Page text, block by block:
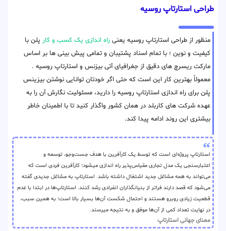
طراحی استارتاپ روسیه
منظور از طراحی استارتاپ روسیه یعنی راه اندازی یک کسب و کار پلن با
کیفیت و نوین ؛ با تمام اسناد پشتیبان و تمامی پیش بینی ها بر اساس
مارکت ریسرچ های دقیق از جغرافیای آتی بیزنس و استارتاپ روسیه .
معمولاً بهترین کار این است که حتی اگر خودتان توانایی نوشتن بیزینس
پلن برای راه اندازی استارتاپ روسیه را دارید، مسئولیت نگارش آن را به
عهده شرکت های کاربلد در همان کشور واگذار کنید تا با اطمینان خاطر
بیشتری این روند ادامه پیدا کند.
استارتاپ پروژه‌ای است که توسط یک کارآفرین با هدف جست‌وجو، توسعه و
اعتبارسنجی یک مدل تجاری مقیاس‌پذیر راه اندازی میشود؛ کارآفرین فردی است که
می‌تواند به همه مشاغل جدید اشتغال داشته باشد. استارتاپ به مشاغل جدیدی گفته
می‌شود که قصد دارند فراتر از بنیانگذاران انفرادی رشد کنند. استارتاپ‌ها در ابتدا با عدم
قطعیت زیادی روبرو هستند و احتمال شکست آن‌ها بسیار بالا است؛ به همین سبب،
در نهایت تعداد کمی از آن‌ها موفق و به نتیجه میرسند.
معنای جهانی استارتاپ